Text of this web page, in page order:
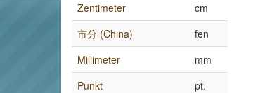
Zentimeter
cm
市分 (China)
fen
Millimeter
mm
Punkt
pt.